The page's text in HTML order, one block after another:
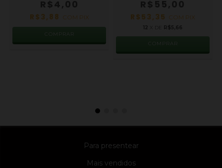
R$3,88 COM PIX R$53,35 COM PIX
Para presentear
Mais vendidos